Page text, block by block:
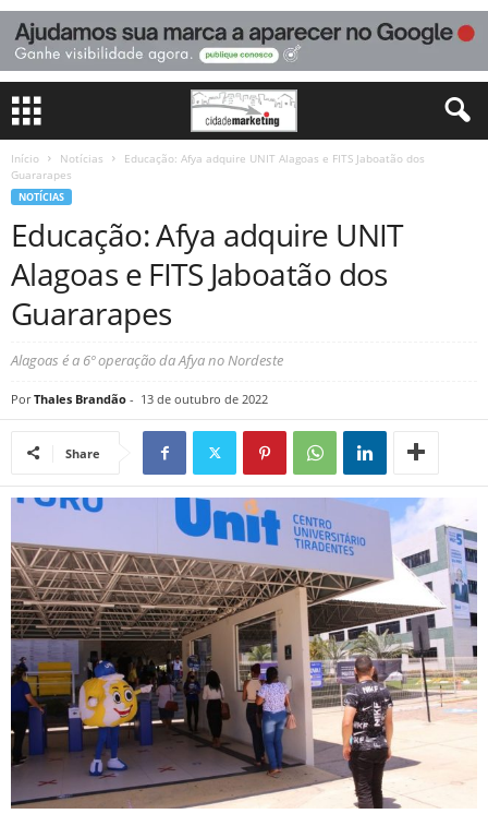
Início Notícias
Educação: Afya adquire UNIT Alagoas e FITS Jaboatão dos
Guararapes
NOTÍCIAS
Educação: Afya adquire UNIT
Alagoas e FITS Jaboatão dos
Guararapes
Alagoas é a 6º operação da Afya no Nordeste
Por Thales Brandão - 13 de outubro de 2022
Share